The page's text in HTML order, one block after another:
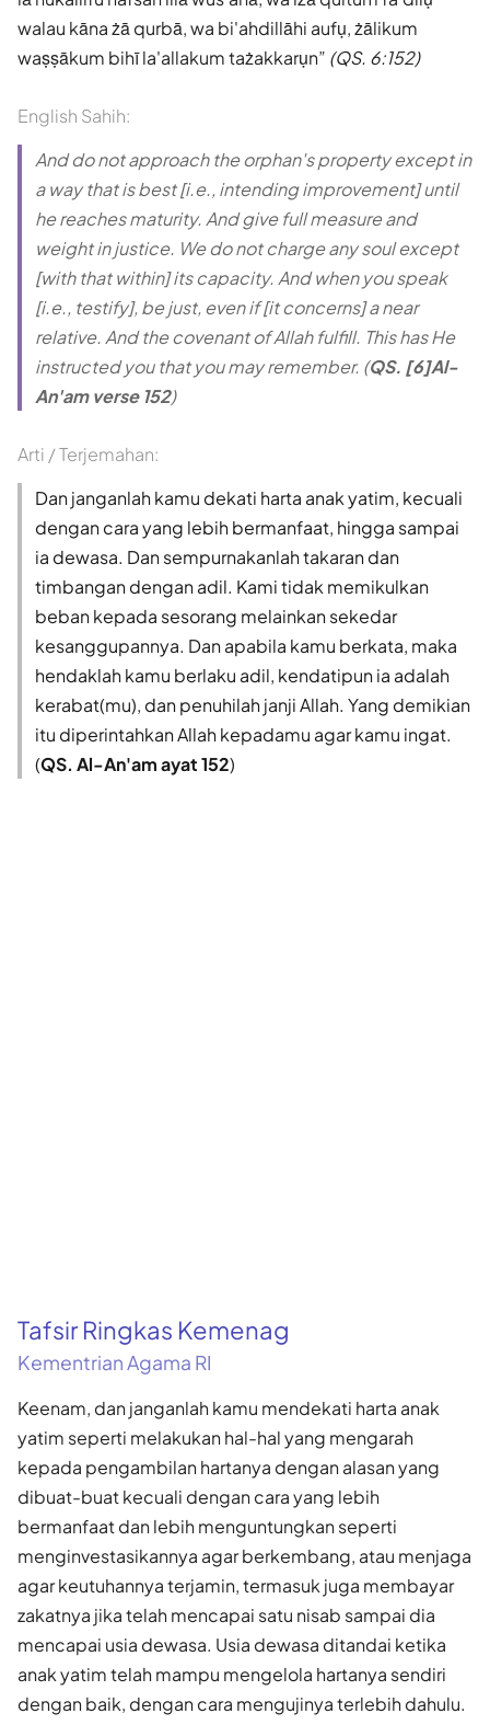
walau kāna żā qurbā, wa bi'ahdillāhi aufụ, żālikum
waṣṣākum bihī la'allakum tażakkarụn (QS. 6:152)
English Sahih:
And do not approach the orphan's property except in
a way that is best [i.e., intending improvement] until
he reaches maturity. And give full measure and
weight in justice. We do not charge any soul except
[with that within] its capacity. And when you speak
[i.e., testify], be just, even if [it concerns] a near
relative. And the covenant of Allah fulfill. This has He
instructed you that you may remember. (QS. [6]Al-
An'am verse 152)
Arti / Terjemahan:
Dan janganlah kamu dekati harta anak yatim, kecuali
dengan cara yang lebih bermanfaat, hingga sampai
ia dewasa. Dan sempurnakanlah takaran dan
timbangan dengan adil. Kami tidak memikulkan
beban kepada sesorang melainkan sekedar
kesanggupannya. Dan apabila kamu berkata, maka
hendaklah kamu berlaku adil, kendatipun ia adalah
kerabat(mu), dan penuhilah janji Allah. Yang demikian
itu diperintahkan Allah kepadamu agar kamu ingat.
(QS. Al-An'am ayat 152)
Tafsir Ringkas Kemenag
Kementrian Agama RI
Keenam, dan janganlah kamu mendekati harta anak
yatim seperti melakukan hal-hal yang mengarah
kepada pengambilan hartanya dengan alasan yang
dibuat-buat kecuali dengan cara yang lebih
bermanfaat dan lebih menguntungkan seperti
menginvestasikannya agar berkembang, atau menjaga
agar keutuhannya terjamin, termasuk juga membayar
zakatnya jika telah mencapai satu nisab sampai dia
mencapai usia dewasa. Usia dewasa ditandai ketika
anak yatim telah mampu mengelola hartanya sendiri
dengan baik, dengan cara mengujinya terlebih dahulu.